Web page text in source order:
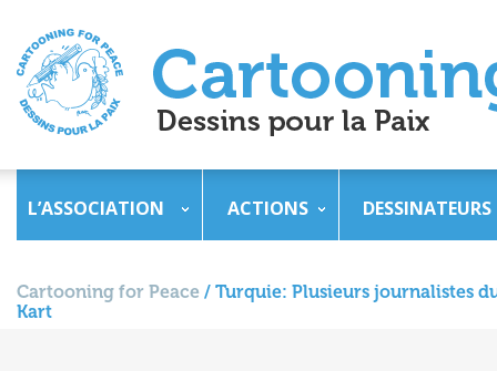
L’ASSOCIATION ACTIONS DESSINATEURS
Cartooning for Peace / Turquie: Plusieurs journalistes
Kart